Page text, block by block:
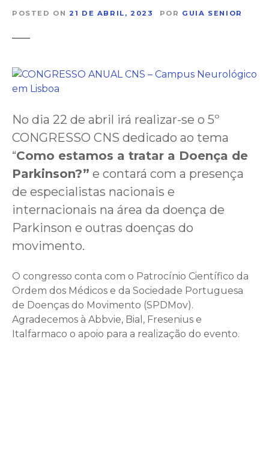
POSTED ON 21 DE ABRIL, 2023 POR GUIA SENIOR
No dia 22 de abril irá realizar-se o 5º
CONGRESSO CNS dedicado ao tema
“Como estamos a tratar a Doença de
Parkinson?” e contará com a presença
de especialistas nacionais e
internacionais na área da doença de
Parkinson e outras doenças do
movimento.
O congresso conta com o Patrocínio Científico da
Ordem dos Médicos e da Sociedade Portuguesa
de Doenças do Movimento (SPDMov).
Agradecemos à Abbvie, Bial, Fresenius e
Italfarmaco o apoio para a realização do evento.